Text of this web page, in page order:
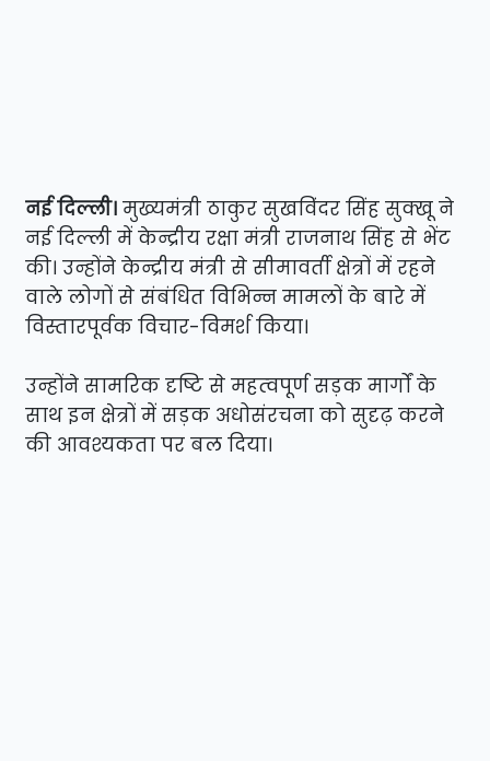
नई दिल्ली।मुख्यमंत्री ठाकुर सुखविंदर सिंह सुक्खू ने
नई दिल्ली में केन्द्रीय रक्षा मंत्री राजनाथ सिंह से भेंट
की। उन्होंने केन्द्रीय मंत्री से सीमावर्ती क्षेत्रों में रहने
वाले लोगों से संबंधित विभिन्न मामलों के बारे में
विस्तारपूर्वक विचार-विमर्श किया।
उन्होंने सामरिक दृष्टि से महत्वपूर्ण सड़क मार्गों के
साथ इन क्षेत्रों में सड़क अधोसंरचना को सुदृढ़ करने
की आवश्यकता पर बल दिया।